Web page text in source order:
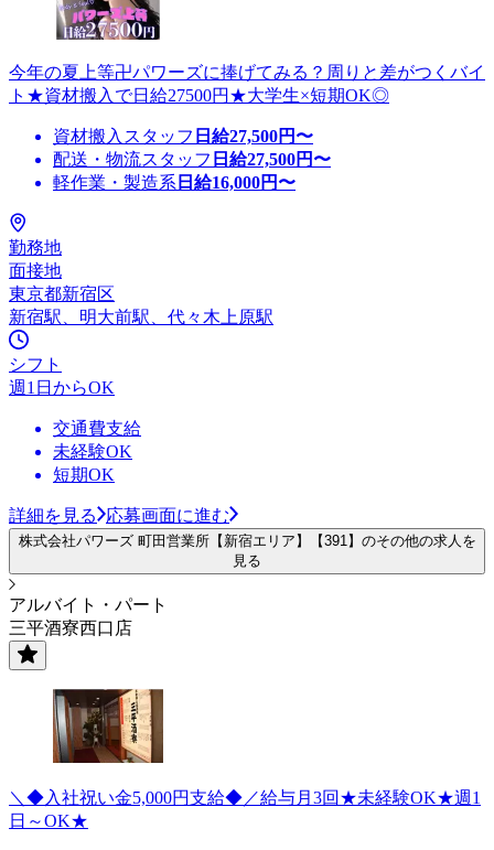
今年の夏上等卍パワーズに捧げてみる？周りと差がつくバイ
ト★資材搬入で日給27500円★大学生×短期OK◎
資材搬入スタッフ 日給27,500円〜
配送・物流スタッフ 日給27,500円〜
軽作業・製造系 日給16,000円〜
勤務地
面接地
東京都新宿区
新宿駅、明大前駅、代々木上原駅
シフト
週1日からOK
交通費支給
未経験OK
短期OK
詳細を見る 応募画面に進む
株式会社パワーズ 町田営業所【新宿エリア】【391】のその他の求人を
見る
アルバイト・パート
三平酒寮西口店
＼◆入社祝い金5,000円支給◆／給与月3回★未経験OK★週1
日～OK★